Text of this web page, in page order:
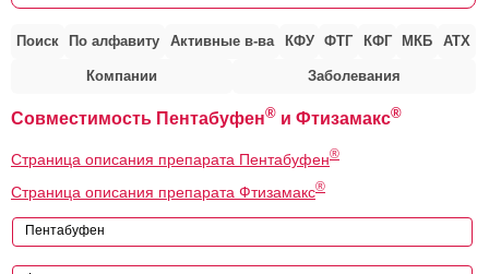
Поиск По алфавиту Активные в-ва КФУ ФТГ КФГ МКБ АТХ
Компании Заболевания
Совместимость Пентабуфен® и Фтизамакс®
Страница описания препарата Пентабуфен®
Страница описания препарата Фтизамакс®